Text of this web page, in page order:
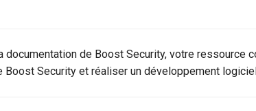
documentation de Boost Security, votre ressource
Boost Security et réaliser un développement